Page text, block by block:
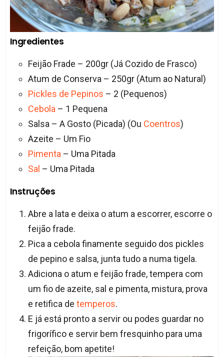
Ingredientes
Feijão Frade – 200gr (Já Cozido de Frasco)
Atum de Conserva – 250gr (Atum ao Natural)
Pickles de Pepinos – 2 (Pequenos)
Cebola– 1 Pequena
Salsa – A Gosto (Picada) (Ou Coentros)
Azeite – Um Fio
Pimenta– Uma Pitada
Sal – Uma Pitada
Instruções
Abre a lata e deixa o atum a escorrer, escorre o
feijão frade.
Pica a cebola finamente seguido dos pickles
de pepino e salsa, junta tudo a numa tigela.
Adiciona o atum e feijão frade, tempera com
um fio de azeite, sal e pimenta, mistura, prova
e retifica de temperos.
E já está pronto a servir ou podes guardar no
frigorífico e servir bem fresquinho para uma
refeição, bom apetite!